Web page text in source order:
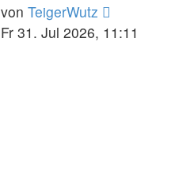
von TeigerWutz
Beitrag
Fr 31. Jul 2026, 11:11